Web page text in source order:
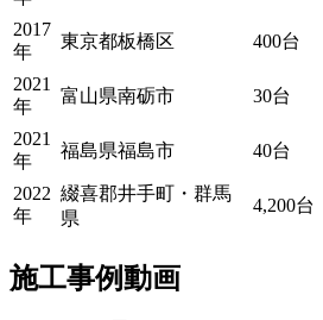
2017
年
東京都板橋区 400台
2021
年
富山県南砺市 30台
2021
年
福島県福島市 40台
2022
年
綴喜郡井手町・群馬
県
4,200台
施工事例動画